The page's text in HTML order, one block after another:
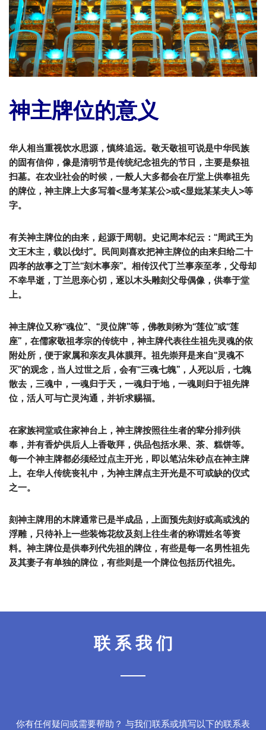
神主牌位的意义
华人相当重视饮水思源，慎终追远。敬天敬祖可说是中华民族
的固有信仰，像是清明节是传统纪念祖先的节日，主要是祭祖
扫墓。在农业社会的时候，一般人大多都会在厅堂上供奉祖先
的牌位，神主牌上大多写着<显考某某公>或<显妣某某夫人>等
字。
有关神主牌位的由来，起源于周朝。史记周本纪云：“周武王为
文王木主，载以伐纣”。民间则喜欢把神主牌位的由来归给二十
四孝的故事之丁兰“刻木事亲”。相传汉代丁兰事亲至孝，父母却
不幸早逝，丁兰思亲心切，逐以木头雕刻父母偶像，供奉于堂
上。
神主牌位又称“魂位”、“灵位牌”等，佛教则称为“莲位”或“莲
座”，在儒家敬祖孝宗的传统中，神主牌代表往生祖先灵魂的依
附处所，便于家属和亲友具体膜拜。祖先崇拜是来自“灵魂不
灭”的观念，当人过世之后，会有“三魂七魄”，人死以后，七魄
散去，三魂中，一魂归于天，一魂归于地，一魂则归于祖先牌
位，活人可与亡灵沟通，并祈求赐福。
在家族祠堂或住家神台上，神主牌按照往生者的辈分排列供
奉，并有香炉供后人上香敬拜，供品包括水果、茶、糕饼等。
每一个神主牌都必须经过点主开光，即以笔沾朱砂点在神主牌
上。在华人传统丧礼中，为神主牌点主开光是不可或缺的仪式
之一。
刻神主牌用的木牌通常已是半成品，上面预先刻好或高或浅的
浮雕，只待补上一些装饰花纹及刻上往生者的称谓姓名等资
料。神主牌位是供奉列代先祖的牌位，有些是每一名男性祖先
及其妻子有单独的牌位，有些则是一个牌位包括历代祖先。
联 系 我 们
你有任何疑问或需要帮助？ 与我们联系或填写以下的联系表